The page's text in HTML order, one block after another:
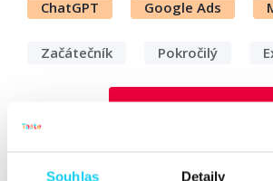
Souhlas Detaily
ChatGPT Google Ads
Začátečník Pokročilý
Vyhledat